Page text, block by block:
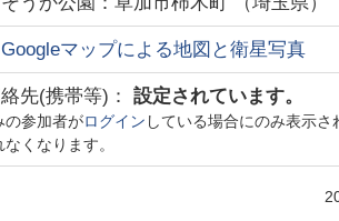
Googleマップによる地図と衛星写真
先(携帯等)：設定されています。
の参加者がログイン している場合にのみ表示
くなります。